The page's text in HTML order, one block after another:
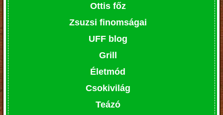
Ottis főz
Zsuzsi finomságai
UFF blog
Grill
Életmód
Csokivilág
Teázó